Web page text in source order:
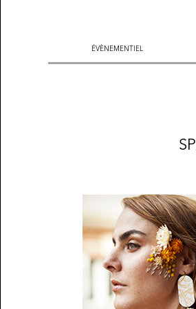
ÉVÈNEMENTIEL
ÉVÈNEMENTIEL